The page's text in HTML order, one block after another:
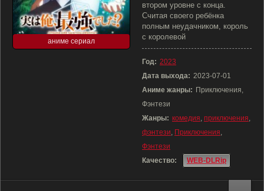
аниме сериал
втором уровне с конца.
Считая своего ребёнка
полным неудачником, король
с королевой
Год: 2023
Дата выхода: 2023-07-01
Аниме жанры: Приключения,
Фэнтези
Жанры: комедия, приключения,
фэнтези, Приключения,
Фэнтези
Качество:
WEB-DLRip